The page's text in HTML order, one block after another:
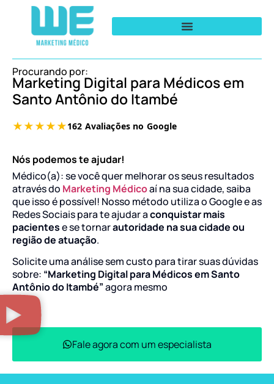
Procurando por:
Marketing Digital para Médicos em
Santo Antônio do Itambé
Nós podemos te ajudar!
Médico(a): se você quer melhorar os seus resultados
através do Marketing Médicoaí na sua cidade, saiba
que isso é possível! Nosso método utiliza o Google e as
Redes Sociais para te ajudar aconquistar mais
pacientese se tornarautoridade na sua cidade ou
região de atuação.
Solicite uma análise sem custo para tirar suas dúvidas
sobre: “Marketing Digital para Médicos em Santo
Antônio do Itambé”agora mesmo
Fale agora com um especialista